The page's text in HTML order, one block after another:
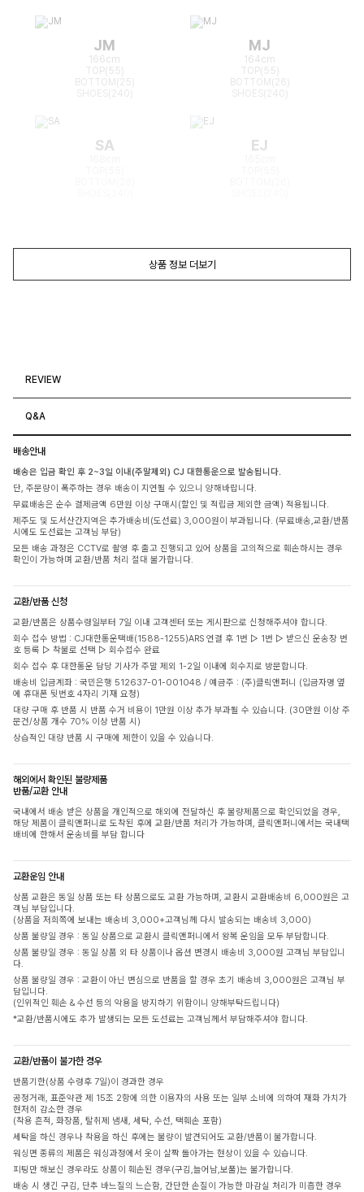
JM
166cm
TOP(55)
BOTTOM(25)
MJ
164cm
TOP(55)
BOTTOM(26)
SA EJ
상품 정보 더보기
REVIEW
Q&A
배송안내
배송은 입금 확인 후 2~3일 이내(주말제외) CJ 대한통운으로 발송됩니다.
단, 주문량이 폭주하는 경우 배송이 지연될 수 있으니 양해바랍니다.
무료배송은 순수 결제금액 6만원 이상 구매시(할인 및 적립금 제외한 금액) 적용됩니다.
제주도 및 도서산간지역은 추가배송비(도선료) 3,000원이 부과됩니다. (무료배송,교환/반품
시에도 도선료는 고객님 부담)
모든 배송 과정은 CCTV로 촬영 후 출고 진행되고 있어 상품을 고의적으로 훼손하시는 경우
확인이 가능하며 교환/반품 처리 절대 불가합니다.
교환/반품 신청
교환/반품은 상품수령일부터 7일 이내 고객센터 또는 게시판으로 신청해주셔야 합니다.
회수 접수 방법 : CJ대한통운택배(1588-1255)ARS 연결 후 1번 ▷ 1번 ▷ 받으신 운송장 번
호 등록 ▷ 착불로 선택 ▷ 회수접수 완료
회수 접수 후 대한통운 담당 기사가 주말 제외 1-2일 이내에 회수지로 방문합니다.
배송비 입금계좌 : 국민은행 512637-01-001048 / 예금주 : (주)클릭앤퍼니 (입금자명 옆
에 휴대폰 뒷번호 4자리 기재 요청)
대량 구매 후 반품 시 반품 수거 비용이 1만원 이상 추가 부과될 수 있습니다. (30만원 이상 주
문건/상품 개수 70% 이상 반품 시)
상습적인 대량 반품 시 구매에 제한이 있을 수 있습니다.
해외에서 확인된 불량제품
반품/교환 안내
국내에서 배송 받은 상품을 개인적으로 해외에 전달하신 후 불량제품으로 확인되었을 경우,
해당 제품이 클릭앤퍼니로 도착된 후에 교환/반품 처리가 가능하며, 클릭앤퍼니에서는 국내택
배비에 한해서 운송비를 부담 합니다
교환운임 안내
상품 교환은 동일 상품 또는 타 상품으로도 교환 가능하며, 교환시 교환배송비 6,000원은 고
객님 부담입니다.
(상품을 저희쪽에 보내는 배송비 3,000+고객님께 다시 발송되는 배송비 3,000)
상품 불량일 경우 : 동일 상품으로 교환시 클릭앤퍼니에서 왕복 운임을 모두 부담합니다.
상품 불량일 경우 : 동일 상품 외 타 상품이나 옵션 변경시 배송비 3,000원 고객님 부담입니
다.
상품 불량일 경우 : 교환이 아닌 변심으로 반품을 할 경우 초기 배송비 3,000원은 고객님 부
담입니다.
(인위적인 훼손 & 수선 등의 악용을 방지하기 위함이니 양해부탁드립니다)
*교환/반품시에도 추가 발생되는 모든 도선료는 고객님께서 부담해주셔야 합니다.
교환/반품이 불가한 경우
반품기한(상품 수령후 7일)이 경과한 경우
공정거래, 표준약관 제 15조 2항에 의한 이용자의 사용 또는 일부 소비에 의하여 재화 가치가
현저히 감소한 경우
(착용 흔적, 화장품, 탈취제 냄새, 세탁, 수선, 택훼손 포함)
세탁을 하신 경우나 착용을 하신 후에는 불량이 발견되어도 교환/반품이 불가합니다.
워싱면 종류의 제품은 워싱과정에서 옷이 살짝 돌아가는 현상이 있을 수 있습니다.
피팅만 해보신 경우라도 상품이 훼손된 경우(구김,늘어남,보풀)는 불가합니다.
배송 시 생긴 구김, 단추 바느질의 느슨함, 간단한 손질이 가능한 마감실 처리가 미흡한 경우